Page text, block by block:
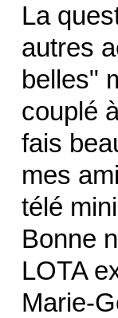
La
autres
belles"
couplé
fais
mes
télé
Bonne
LOTA
Marie-